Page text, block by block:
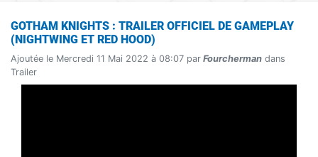
GOTHAM KNIGHTS : TRAILER OFFICIEL DE GAMEPLAY
(NIGHTWING ET RED HOOD)
Ajoutée le Mercredi 11 Mai 2022 à 08:07 par Fourcherman dans
Trailer